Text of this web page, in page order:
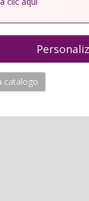
catálogo